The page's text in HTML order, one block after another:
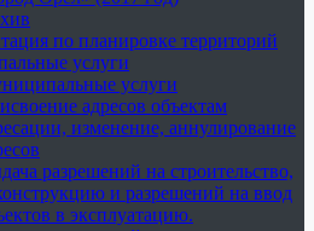
по планировке территорий
услуги
услуги
адресов объектам
изменение, аннулирование
разрешений на строительство,
и разрешений на ввод
в эксплуатацию.